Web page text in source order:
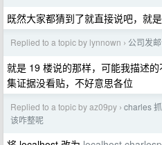
既然大家都猜到了就直接说吧，就
Replied to a topic by lynnown › 公司发
就是 19 楼说的那样，可能我描述
集证据没看贴，不好意思各位
Replied to a topic by az09py › charles
该咋整呢